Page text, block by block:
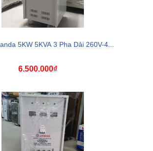
5KW 5KVA 3 Pha Dải 260V-4...
6.500.000₫